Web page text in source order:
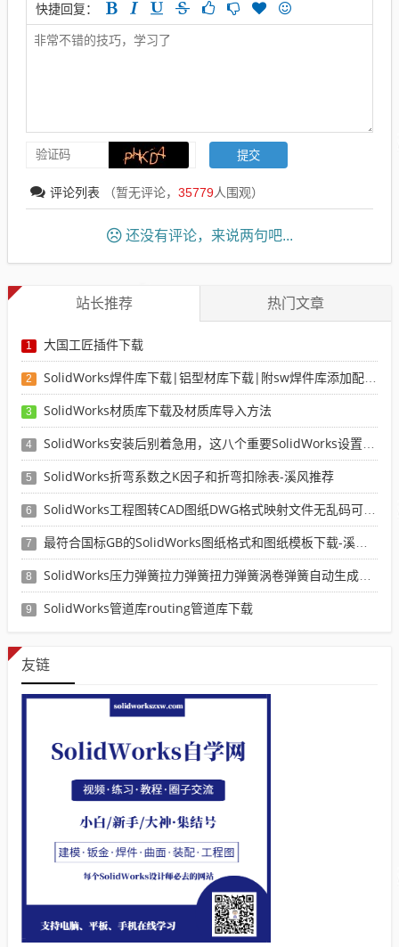
快捷回复：
评论列表 （暂无评论， 35779人围观）
还没有评论，来说两句吧...
站长推荐 热门文章
1 大国工匠插件下载
2 SolidWorks焊件库下载|铝型材库下载|附sw焊件库添加配置使用教程
3 SolidWorks材质库下载及材质库导入方法
4 SolidWorks安装后别着急用，这八个重要SolidWorks设置可以提高你的画图效率
5 SolidWorks折弯系数之K因子和折弯扣除表-溪风推荐
6 SolidWorks工程图转CAD图纸DWG格式映射文件无乱码可分层-溪风亲测推荐
7 最符合国标GB的SolidWorks图纸格式和图纸模板下载-溪风专用版
8 SolidWorks压力弹簧拉力弹簧扭力弹簧涡卷弹簧自动生成宏程序下载
9 SolidWorks管道库routing管道库下载
友链